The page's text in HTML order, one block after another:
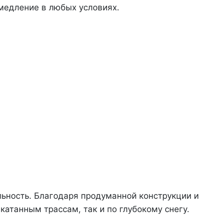
в любых условиях.
Благодаря продуманной конструкции и
трассам, так и по глубокому снегу.